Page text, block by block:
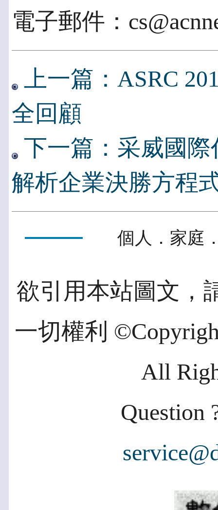
電子郵件：
上一篇：ASRC
全回顧
下一篇：采威國際
解析企業決勝方程
個人．家庭
欲引用本站圖文，
一切權利
All
Question